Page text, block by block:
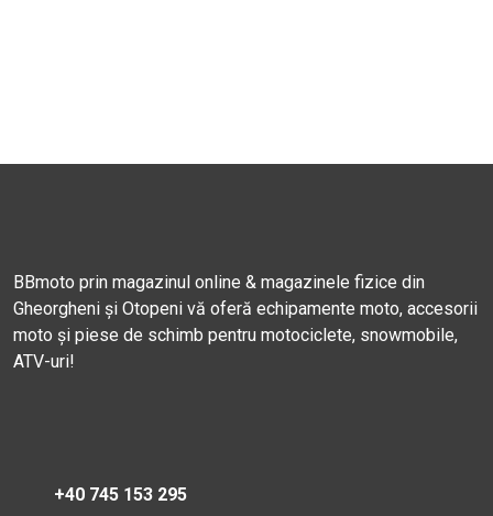
BBmoto prin magazinul online & magazinele fizice din
Gheorgheni și Otopeni vă oferă echipamente moto, accesorii
moto și piese de schimb pentru motociclete, snowmobile,
ATV-uri!
+40 745 153 295